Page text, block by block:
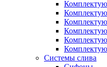
Системы слива